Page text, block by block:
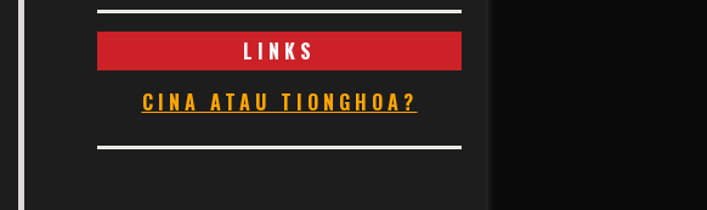
LINKS
CINA ATAU TIONGHOA?